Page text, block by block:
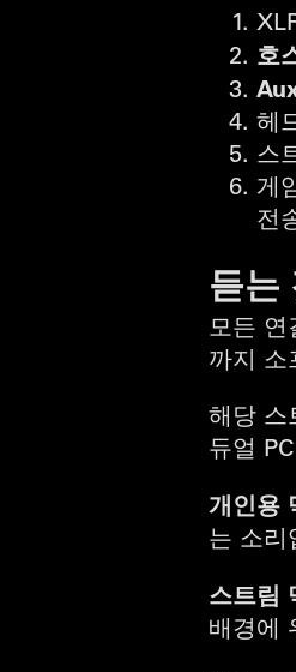
호
헤
스
게
전
듣는
모든 연
까지 소
해당 스
듀얼
개인용
는 소리
스트림
배경에